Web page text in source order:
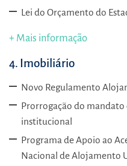
Lei do Orçamento do
+ Mais informação
4. Imobiliário
Novo Regulamento
Prorrogação do mandato
institucional
Programa de Apoio ao
Nacional de Alojamento